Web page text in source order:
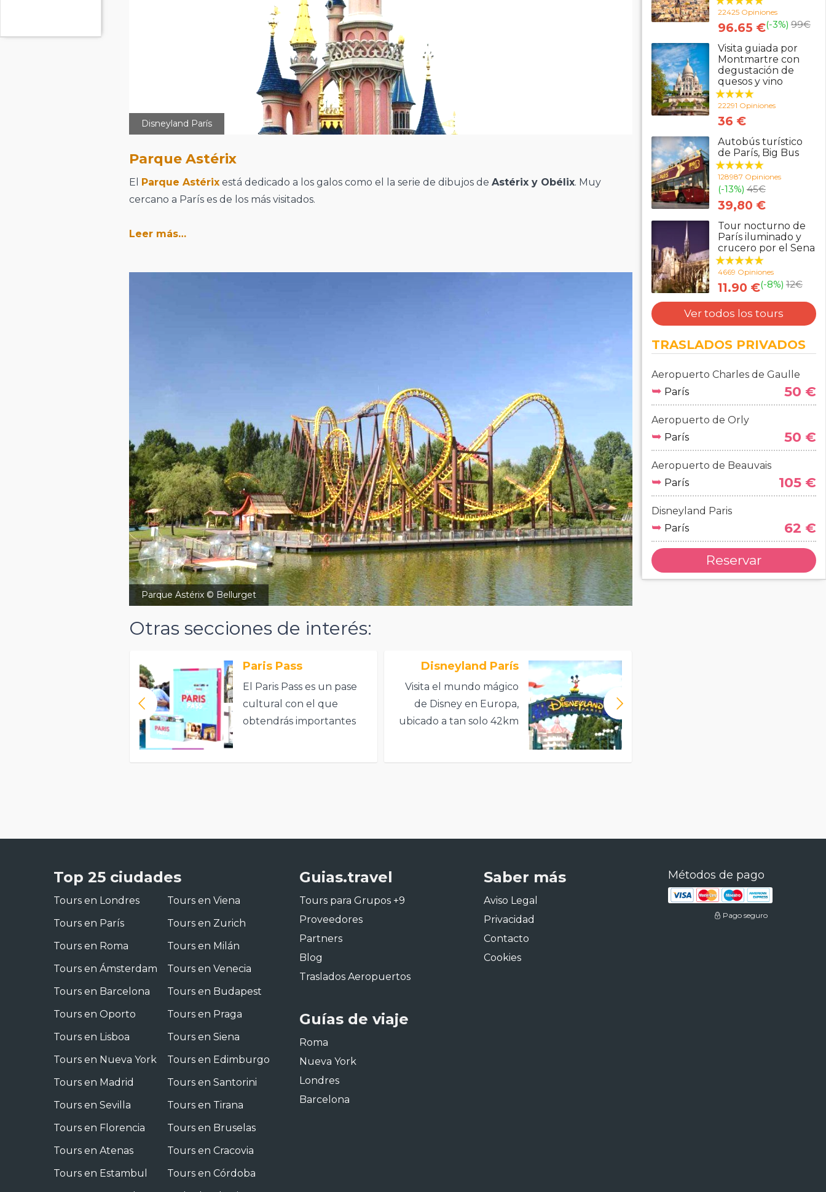
Disneyland París
Parque Astérix
El Parque Astérix está dedicado a los galos como el la serie de dibujos deAstérix y Obélix. Muy
cercano a París es de los más visitados.
Leer más…
Parque Astérix © Bellurget
Otras secciones de interés:
Paris Pass
El Paris Pass es un pase
cultural con el que
obtendrás importantes
Disneyland París
Visita el mundo mágico
de Disney en Europa,
ubicado a tan solo 42km
22425 Opiniones
(-3%) 99€
96.65 €
Visita guiada por
Montmartre con
degustación de
quesos y vino
22291 Opiniones
36 €
Autobús turístico
de París, Big Bus
128987 Opiniones
(-13%) 45€
39,80 €
Tour nocturno de
París iluminado y
crucero por el Sena
4669 Opiniones
(-8%) 12€
11.90 €
Ver todos los tours
TRASLADOS PRIVADOS
Aeropuerto Charles de Gaulle
➥ París 50 €
Aeropuerto de Orly
➥ París 50 €
Aeropuerto de Beauvais
➥ París 105 €
Disneyland Paris
➥ París 62 €
Reservar
Top 25 ciudades
Tours en Londres
Tours en París
Tours en Roma
Tours en Ámsterdam
Tours en Barcelona
Tours en Oporto
Tours en Lisboa
Tours en Nueva York
Tours en Madrid
Tours en Sevilla
Tours en Florencia
Tours en Atenas
Tours en Estambul
Tours en Viena
Tours en Zurich
Tours en Milán
Tours en Venecia
Tours en Budapest
Tours en Praga
Tours en Siena
Tours en Edimburgo
Tours en Santorini
Tours en Tirana
Tours en Bruselas
Tours en Cracovia
Tours en Córdoba
Guias.travel
Tours para Grupos +9
Proveedores
Partners
Blog
Traslados Aeropuertos
Guías de viaje
Roma
Nueva York
Londres
Barcelona
Saber más
Aviso Legal
Privacidad
Contacto
Cookies
Métodos de pago
Pago seguro